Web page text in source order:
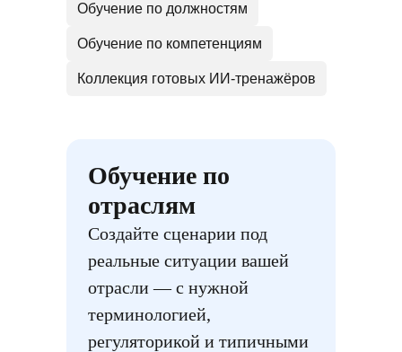
Обучение по должностям
Обучение по компетенциям
Коллекция готовых ИИ-тренажёров
Обучение по
отраслям
Создайте сценарии под
реальные ситуации вашей
отрасли — с нужной
терминологией,
регуляторикой и типичными